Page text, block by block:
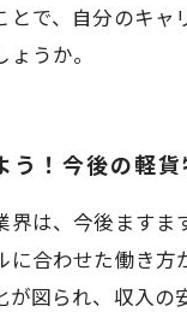
とで、自分のキ
うか。
う！今後の軽
界は、今後ます
に合わせた働き
が図られ、収入